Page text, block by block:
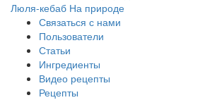
Люля-кебаб На природе
Связаться с нами
Пользователи
Статьи
Ингредиенты
Видео рецепты
Рецепты